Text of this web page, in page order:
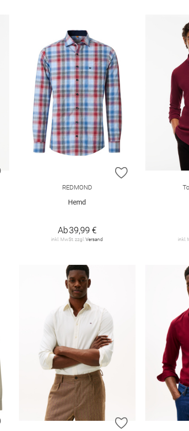
ZUR WUNSCHLISTE HINZUFÜGEN ZUR
REDMOND
Hemd
Ab39,99 €
inkl. MwSt. zzgl.Versand inkl.
ZUR WUNSCHLISTE HINZUFÜGEN ZUR